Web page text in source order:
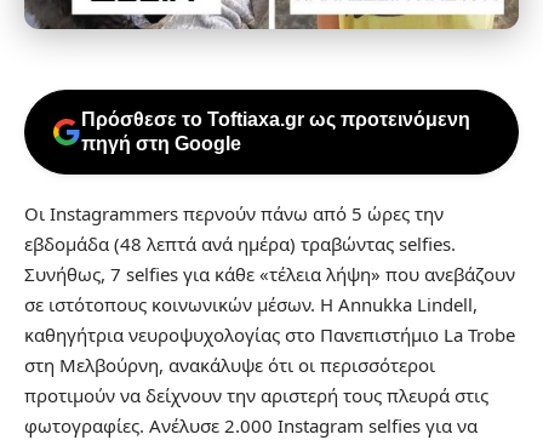
Πρόσθεσε το Toftiaxa.gr ως προτεινόμενη
πηγή στη Google
Οι Instagrammers περνούν πάνω από 5 ώρες την
εβδομάδα (48 λεπτά ανά ημέρα) τραβώντας selfies.
Συνήθως, 7 selfies για κάθε «τέλεια λήψη» που ανεβάζουν
σε ιστότοπους κοινωνικών μέσων. Η Annukka Lindell,
καθηγήτρια νευροψυχολογίας στο Πανεπιστήμιο La Trobe
στη Μελβούρνη, ανακάλυψε ότι οι περισσότεροι
προτιμούν να δείχνουν την αριστερή τους πλευρά στις
φωτογραφίες. Ανέλυσε 2.000 Instagram selfies για να